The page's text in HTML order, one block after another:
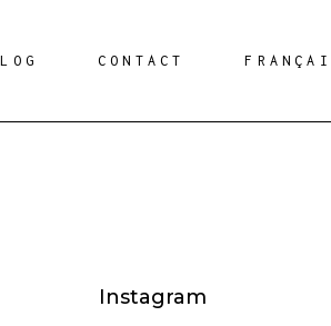
CONTACT
Instagram